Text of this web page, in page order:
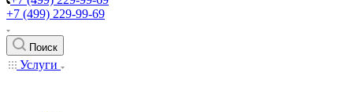
+7 (499) 229-99-69
Поиск
Услуги